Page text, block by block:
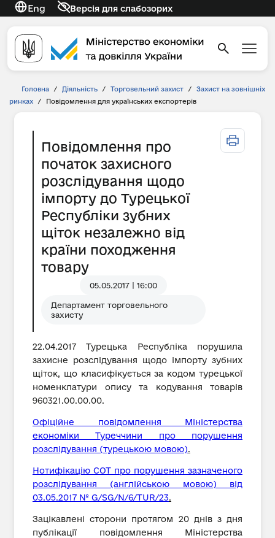
Eng Версія для слабозорих
Головна / Діяльність / Торговельний захист /
Захист на зовнішніх
ринках
/ Повідомлення для українських експортерів
Повідомлення про
початок захисного
розслідування щодо
імпорту до Турецької
Республіки зубних
щіток незалежно від
країни походження
товару
05.05.2017 | 16:00
Департамент торговельного
захисту
22.04.2017 Турецька Республіка порушила
захисне розслідування щодо імпорту зубних
щіток, що класифікується за кодом турецької
номенклатури опису та кодування товарів
960321.00.00.00.
Офіційне повідомлення Міністерства
економіки Туреччини про порушення
розслідування (турецькою мовою).
Нотифікацію СОТ про порушення зазначеного
розслідування (англійською мовою) від
03.05.2017 № G/SG/N/6/TUR/23.
Зацікавлені сторони протягом 20 днів з дня
публікації повідомлення Міністерства